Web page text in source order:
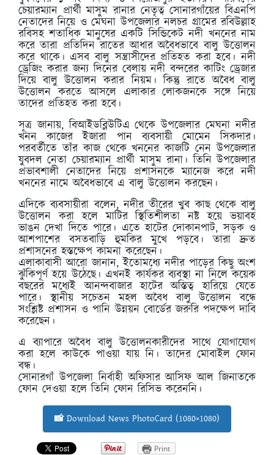
চেয়ারম্যান প্রার্থী মাসুম রানার নেতৃত্ব সোনারগাঁয়ের বিএনপি
নেতাদের নিয়ে ও মেঘনা উপজেলার নলচর গ্রামের রবিউল্লাহ
রবিসহ শতাধিক মানুষের একটি সিন্ডিকেট নদী খননের নাম
করে তারা প্রতিদিন রাতের আধার অবৈধভাবে বালু উত্তোলন
করে থাকে। এসব বালু সন্ত্রাসীদের প্রতিহত করা হবে। নদী
ড্রেজিং করার জন্য দিনের বেলায় নদী বন্দরের কাটিং ড্রেজার
দিয়ে বালু উত্তোলন করার নিয়ম। কিন্তু রাতে অবৈধ বালু
উত্তোলন করতে আসলে এলাকার লোকজনকে সঙ্গে নিয়ে
তাদের প্রতিহত করা হবে।
সূত্র জানায়, বিআইডব্লিউটিএ থেকে উপজেলার মেঘনা নদীর
খনন কাজের ইজারা পান ব্যবসায়ী মোমেন সিকদার।
পরবর্তীতে তাঁর কাজ থেকে খননের কাজটি নেন উপজেলার
যুবদল নেতা চেয়ারম্যান প্রার্থী মাসুম রানা। তিনি উপজেলার
প্রভাবশালী নেতাদের নিয়ে প্রশাসনকে ম্যানেজ করে নদী
খননের নামে অবৈধভাবে এ বালু উত্তোলন করছেন।
এদিকে ব্যবসায়ীরা বলেন, নদীর তীরের খুব কাছ থেকে বালু
উত্তোলন করা হলে মাটির স্থিতিশীলতা নষ্ট হয়ে ভয়াবহ
ভাঙন দেখা দিতে পারে। এতে হাটের দোকানপাট, সড়ক ও
আশপাশের বসতবাড়ি হুমকির মুখে পড়বে। তারা দ্রুত
প্রশাসনের হস্তক্ষেপ কামনা করেছেন।
এলাকাবাসী আরো জানান, ইতোমধ্যে নদীর পাড়ের কিছু অংশ
ঝুঁকিপূর্ণ হয়ে উঠেছে। এখনই কার্যকর ব্যবস্থা না নিলে কয়েক
বছরের মধ্যেই আনন্দবাজার হাটের অস্তিত্ব হারিয়ে যেতে
পারে। স্থানীয় সচেতন মহল অবৈধ বালু উত্তোলন বন্ধে
সংশ্লিষ্ট প্রশাসন ও পানি উন্নয়ন বোর্ডের জরুরি পদক্ষেপ দাবি
করেছেন।
এ ব্যাপারে অবৈধ বালু উত্তোলনকারীদের সাথে যোগাযোগ
করা হলে কাউকে পাওয়া যায় নি। তাদের মোবাইল ফোন
বন্ধ।
সোনারগাঁ উপজেলা নির্বাহী অফিসার আসিফ আল জিনাতকে
ফোন দেওয়া হলে তিনি ফোন রিসিভ করেননি।
📸 Download News PhotoCard (1080×1080)
Print